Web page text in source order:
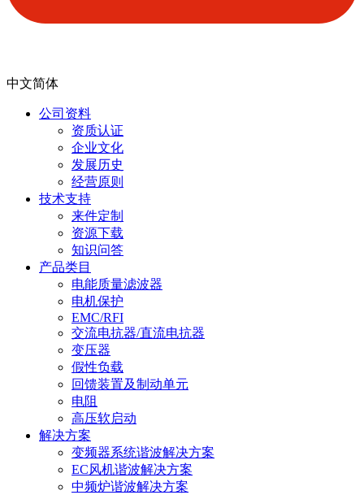
中文简体
公司资料
资质认证
企业文化
发展历史
经营原则
技术支持
来件定制
资源下载
知识问答
产品类目
电能质量滤波器
电机保护
EMC/RFI
交流电抗器/直流电抗器
变压器
假性负载
回馈装置及制动单元
电阻
高压软启动
解决方案
变频器系统谐波解决方案
EC风机谐波解决方案
中频炉谐波解决方案